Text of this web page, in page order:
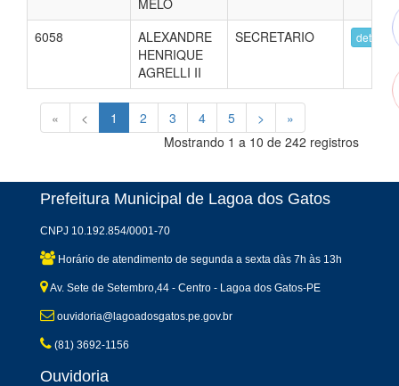
MELO
6058
ALEXANDRE
HENRIQUE
AGRELLI II
SECRETARIO detalhes
« < 1 2 3 4 5 >
»
Mostrando 1 a 10 de 242 registros
Prefeitura Municipal de Lagoa dos Gatos
CNPJ 10.192.854/0001-70
Horário de atendimento de segunda a sexta dàs 7h às 13h
Av. Sete de Setembro,44 - Centro - Lagoa dos Gatos-PE
ouvidoria@lagoadosgatos.pe.gov.br
(81) 3692-1156
Ouvidoria